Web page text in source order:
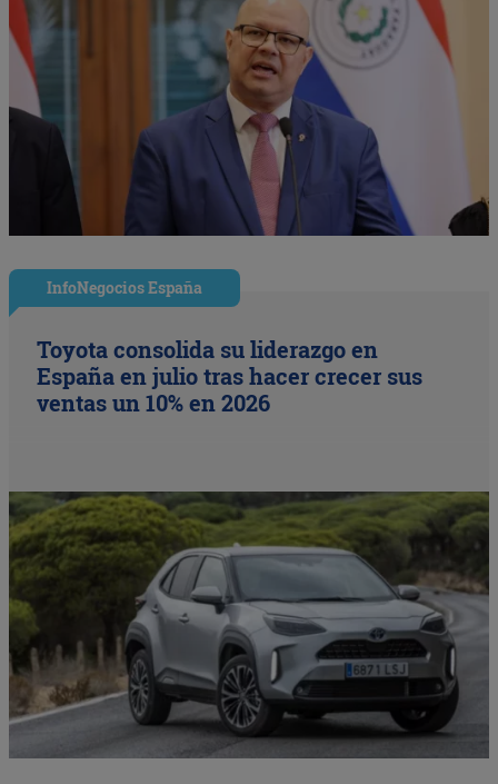
InfoNegocios España
Toyota consolida su liderazgo en
España en julio tras hacer crecer sus
ventas un 10% en 2026